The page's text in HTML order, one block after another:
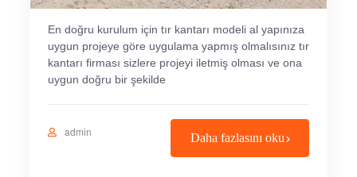
En doğru kurulum için tır kantarı modeli al yapınıza
uygun projeye göre uygulama yapmış olmalısınız tır
kantarı firması sizlere projeyi iletmiş olması ve ona
uygun doğru bir şekilde
admin Daha fazlasını oku